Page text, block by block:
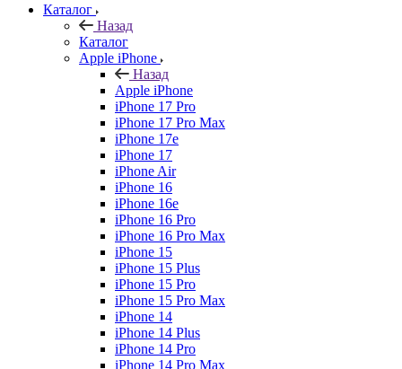
Каталог
Назад
Каталог
Apple iPhone
Назад
Apple iPhone
iPhone 17 Pro
iPhone 17 Pro Max
iPhone 17e
iPhone 17
iPhone Air
iPhone 16
iPhone 16e
iPhone 16 Pro
iPhone 16 Pro Max
iPhone 15
iPhone 15 Plus
iPhone 15 Pro
iPhone 15 Pro Max
iPhone 14
iPhone 14 Plus
iPhone 14 Pro
iPhone 14 Pro Max